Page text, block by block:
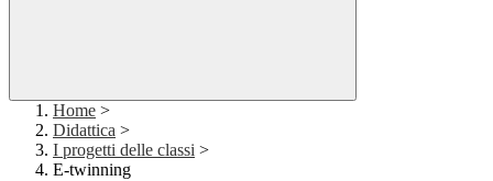
Home >
Didattica >
I progetti delle classi >
E-twinning